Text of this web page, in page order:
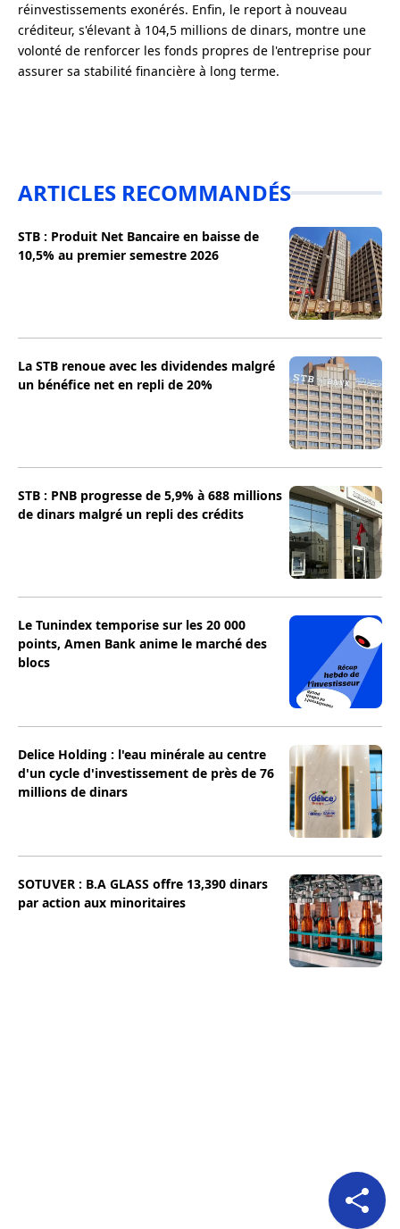
réinvestissements exonérés. Enfin, le report à nouveau
créditeur, s'élevant à 104,5 millions de dinars, montre une
volonté de renforcer les fonds propres de l'entreprise pour
assurer sa stabilité financière à long terme.
ARTICLES RECOMMANDÉS
STB : Produit Net Bancaire en baisse de
10,5% au premier semestre 2026
La STB renoue avec les dividendes malgré
un bénéfice net en repli de 20%
STB : PNB progresse de 5,9% à 688 millions
de dinars malgré un repli des crédits
Le Tunindex temporise sur les 20 000
points, Amen Bank anime le marché des
blocs
Delice Holding : l'eau minérale au centre
d'un cycle d'investissement de près de 76
millions de dinars
SOTUVER : B.A GLASS offre 13,390 dinars
par action aux minoritaires